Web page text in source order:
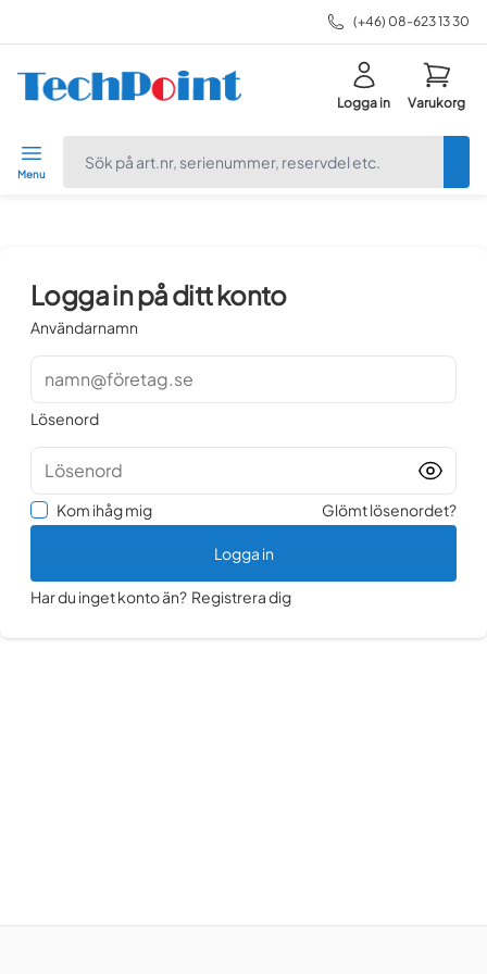
(+46) 08-623 13 30
Menu
Logga in Varukorg
Logga in på ditt konto
Användarnamn
namn@företag.se
Lösenord
Lösenord
Kom ihåg mig Glömt lösenordet?
Logga in
Har du inget konto än? Registrera dig